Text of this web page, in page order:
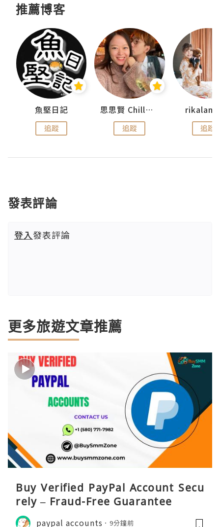
推薦博客
魚堅日記
追蹤
思思賢 ChillMyBabe
追蹤 追蹤
發表評論
登入發表評論
更多旅遊文章推薦
Buy Verified PayPal Account Secu
rely – Fraud-Free Guarantee
paypal accounts 9分鐘前